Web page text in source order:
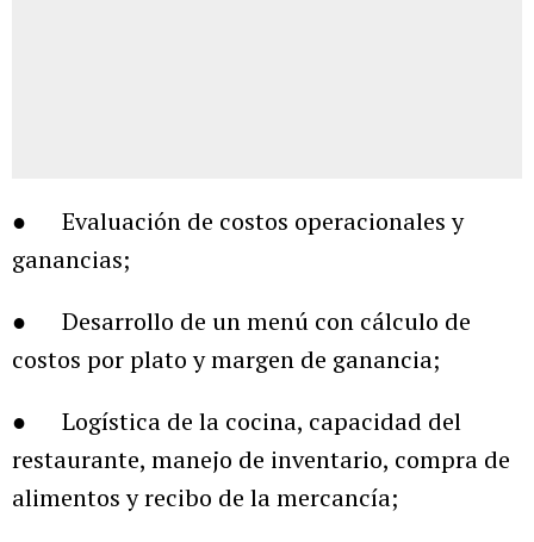
● Evaluación de costos operacionales y
ganancias;
● Desarrollo de un menú con cálculo de
costos por plato y margen de ganancia;
● Logística de la cocina, capacidad del
restaurante, manejo de inventario, compra de
alimentos y recibo de la mercancía;